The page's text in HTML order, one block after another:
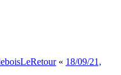
« 18/09/21,